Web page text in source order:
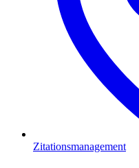
Zitationsmanagement